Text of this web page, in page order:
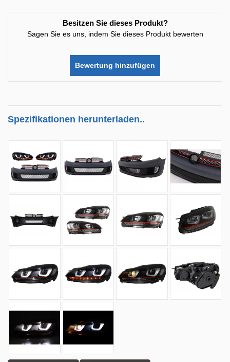
Besitzen Sie dieses Produkt?
Sagen Sie es uns, indem Sie dieses Produkt bewerten
Bewertung hinzufügen
Spezifikationen herunterladen..